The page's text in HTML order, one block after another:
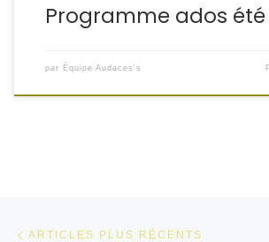
Programme ados été
par Équipe Audaces's
Navigation dans les articles
ARTICLES PLUS RÉCENTS